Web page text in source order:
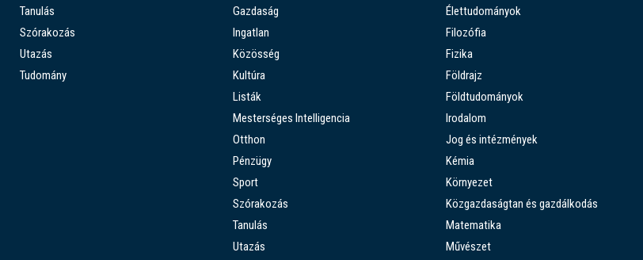
Tanulás
Szórakozás
Utazás
Tudomány
Gazdaság
Ingatlan
Közösség
Kultúra
Listák
Mesterséges Intelligencia
Otthon
Pénzügy
Sport
Szórakozás
Tanulás
Utazás
Élettudományok
Filozófia
Fizika
Földrajz
Földtudományok
Irodalom
Jog és intézmények
Kémia
Környezet
Közgazdaságtan és gazdálkodás
Matematika
Művészet